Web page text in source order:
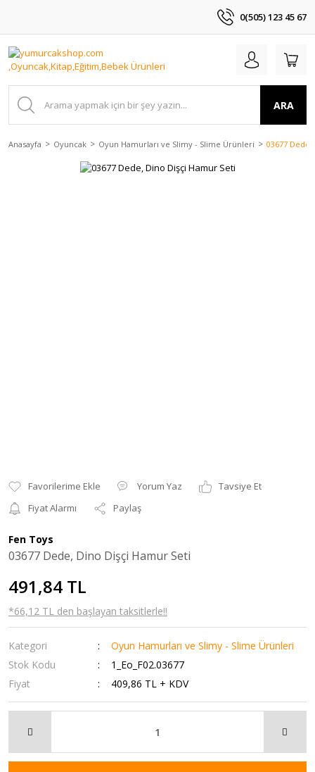
0(505) 123 45 67
ARA
Anasayfa Oyuncak Oyun Hamurları ve Slimy - Slime Ürünleri 03677
Yorum Yaz
Tavsiye Et
Fiyat Alarmı
Paylaş
Fen Toys
03677 Dede, Dino Dişçi Hamur Seti
491,84 TL
*66,12 TL den başlayan taksitlerle!!
Kategori
Oyun Hamurları ve Slimy - Slime Ürünleri
Stok Kodu
1_Eo_F02.03677
Fiyat
409,86 TL + KDV